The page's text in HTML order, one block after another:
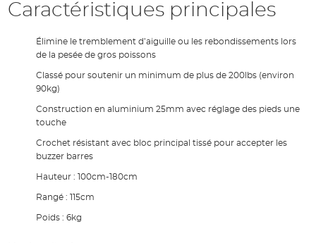
Caractéristiques principales
Élimine le tremblement d’aiguille ou les rebondissements lors
de la pesée de gros poissons
Classé pour soutenir un minimum de plus de 200lbs (environ
90kg)
Construction en aluminium 25mm avec réglage des pieds une
touche
Crochet résistant avec bloc principal tissé pour accepter les
buzzer barres
Hauteur : 100cm-180cm
Rangé : 115cm
Poids : 6kg